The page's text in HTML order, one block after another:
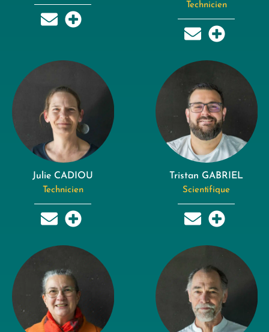
Technicien
Julie CADIOU
Technicien
Tristan GABRIEL
Scientifique